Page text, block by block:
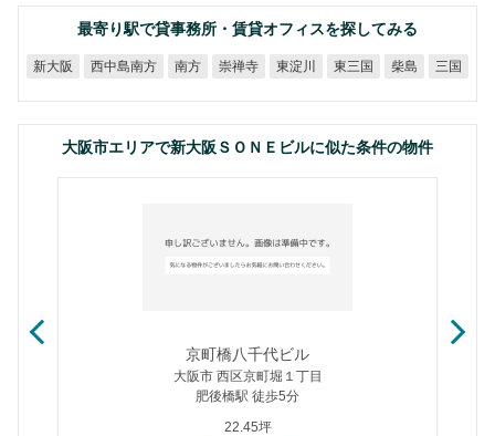
最寄り駅で貸事務所・賃貸オフィスを探してみる
新大阪 西中島南方 南方 崇禅寺 東淀川 東三国 柴島 三国
大阪市エリアで新大阪ＳＯＮＥビルに似た条件の物件
京町橋八千代ビル
大阪市 西区京町堀１丁目
肥後橋駅 徒歩5分
22.45坪